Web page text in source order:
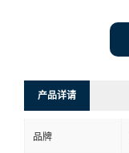
产品详请
品牌